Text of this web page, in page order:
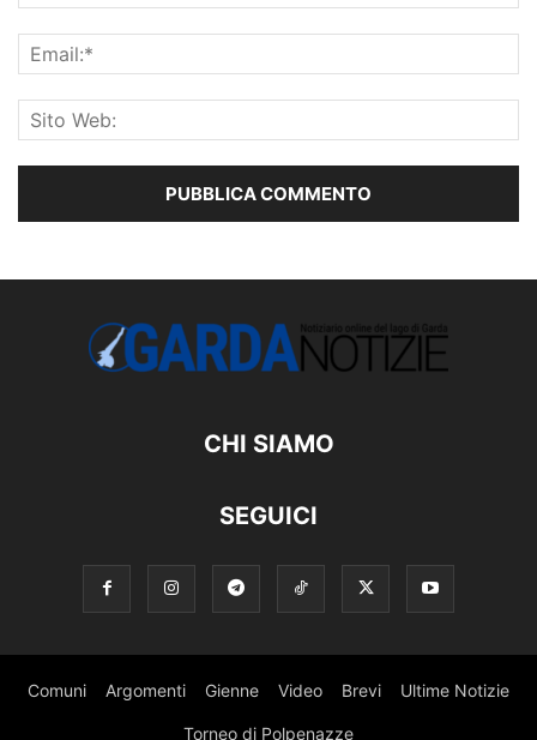
CHI SIAMO
SEGUICI
Comuni Argomenti Gienne Video Brevi Ultime Notizie
Torneo di Polpenazze